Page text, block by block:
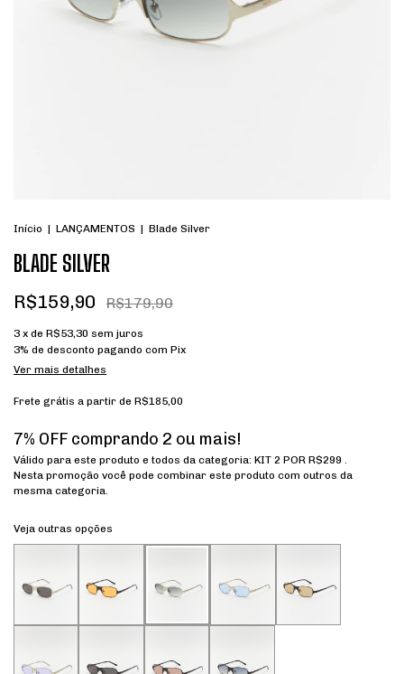
Início | LANÇAMENTOS | Blade Silver
BLADE SILVER
R$159,90 R$179,90
3 x de R$53,30 sem juros
3% de desconto pagando com Pix
Ver mais detalhes
Frete grátis a partir de R$185,00
7% OFF comprando 2 ou mais!
Válido para este produto e todos da categoria: KIT 2 POR R$299 .
Nesta promoção você pode combinar este produto com outros da
mesma categoria.
Veja outras opções